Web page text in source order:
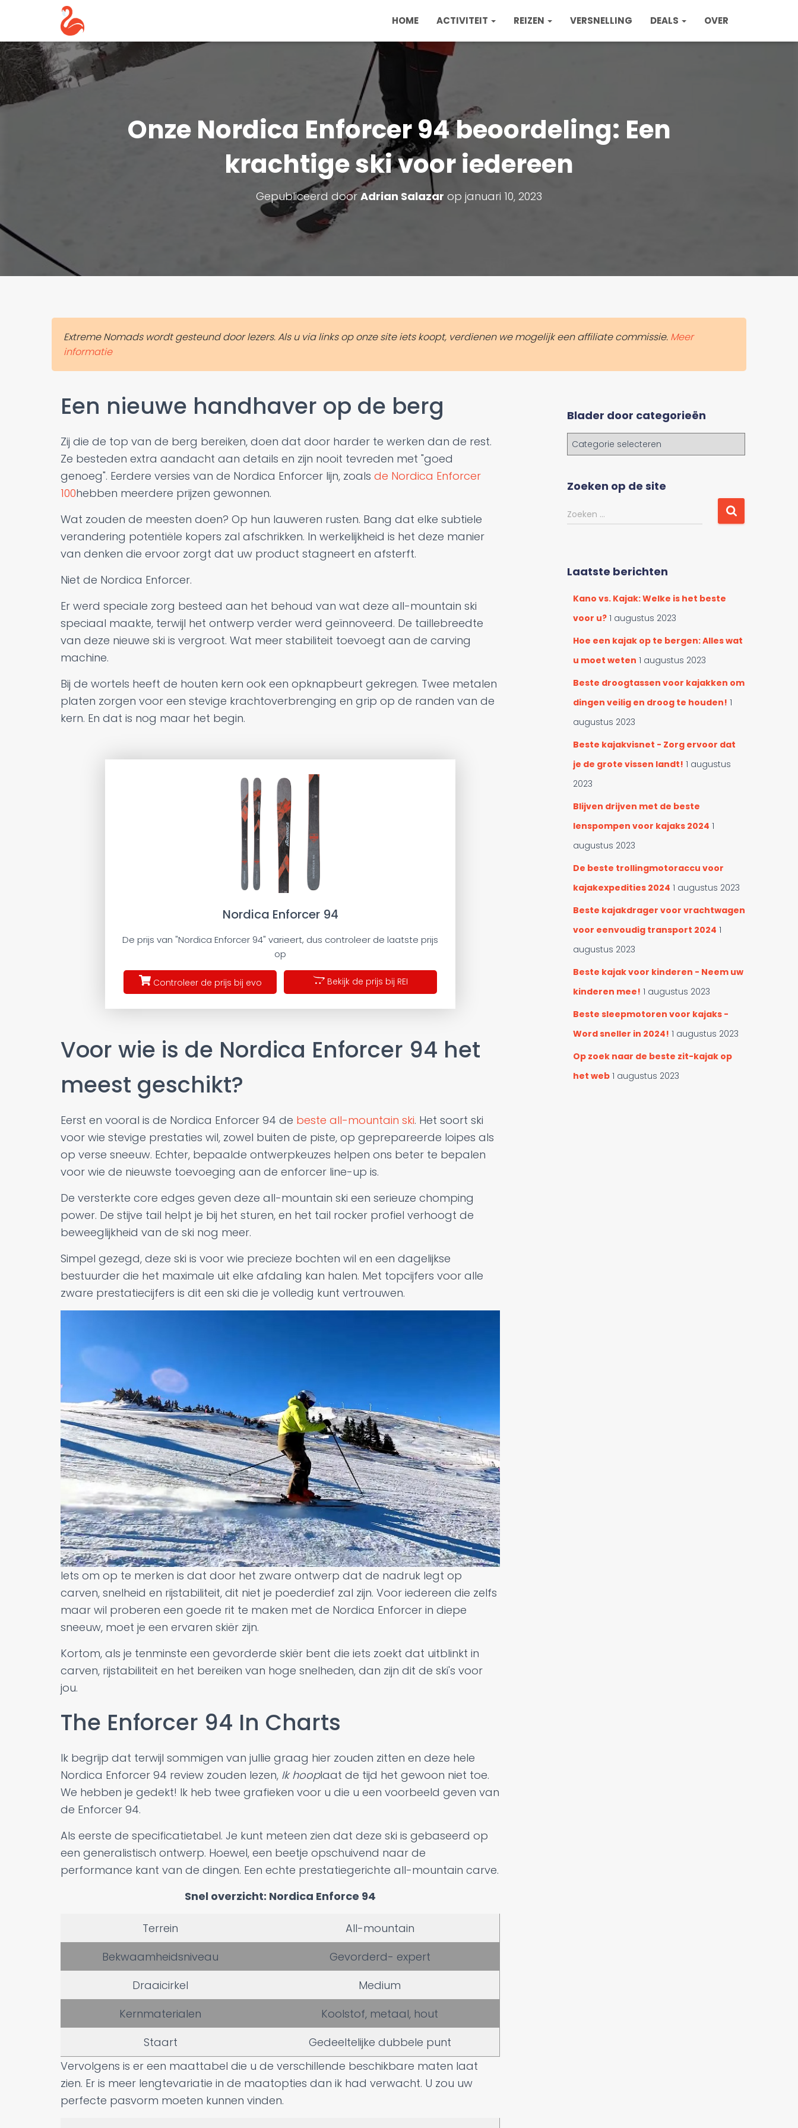
HOME ACTIVITEIT REIZEN VERSNELLING DEALS OVER
Onze Nordica Enforcer 94 beoordeling: Een
krachtige ski voor iedereen
Gepubliceerd door Adrian Salazar op januari 10, 2023
Extreme Nomads wordt gesteund door lezers. Als u via links op onze site iets koopt, verdienen we mogelijk een affiliate commissie. Meer
informatie
Een nieuwe handhaver op de berg
Zij die de top van de berg bereiken, doen dat door harder te werken dan de rest.
Ze besteden extra aandacht aan details en zijn nooit tevreden met "goed
genoeg". Eerdere versies van de Nordica Enforcer lijn, zoals de Nordica Enforcer
100hebben meerdere prijzen gewonnen.
Wat zouden de meesten doen? Op hun lauweren rusten. Bang dat elke subtiele
verandering potentiële kopers zal afschrikken. In werkelijkheid is het deze manier
van denken die ervoor zorgt dat uw product stagneert en afsterft.
Niet de Nordica Enforcer.
Er werd speciale zorg besteed aan het behoud van wat deze all-mountain ski
speciaal maakte, terwijl het ontwerp verder werd geïnnoveerd. De taillebreedte
van deze nieuwe ski is vergroot. Wat meer stabiliteit toevoegt aan de carving
machine.
Bij de wortels heeft de houten kern ook een opknapbeurt gekregen. Twee metalen
platen zorgen voor een stevige krachtoverbrenging en grip op de randen van de
kern. En dat is nog maar het begin.
Nordica Enforcer 94
De prijs van "Nordica Enforcer 94" varieert, dus controleer de laatste prijs
op
Controleer de prijs bij evo Bekijk de prijs bij REI
Voor wie is de Nordica Enforcer 94 het
meest geschikt?
Eerst en vooral is de Nordica Enforcer 94 de beste all-mountain ski. Het soort ski
voor wie stevige prestaties wil, zowel buiten de piste, op geprepareerde loipes als
op verse sneeuw. Echter, bepaalde ontwerpkeuzes helpen ons beter te bepalen
voor wie de nieuwste toevoeging aan de enforcer line-up is.
De versterkte core edges geven deze all-mountain ski een serieuze chomping
power. De stijve tail helpt je bij het sturen, en het tail rocker profiel verhoogt de
beweeglijkheid van de ski nog meer.
Simpel gezegd, deze ski is voor wie precieze bochten wil en een dagelijkse
bestuurder die het maximale uit elke afdaling kan halen. Met topcijfers voor alle
zware prestatiecijfers is dit een ski die je volledig kunt vertrouwen.
Iets om op te merken is dat door het zware ontwerp dat de nadruk legt op
carven, snelheid en rijstabiliteit, dit niet je poederdief zal zijn. Voor iedereen die zelfs
maar wil proberen een goede rit te maken met de Nordica Enforcer in diepe
sneeuw, moet je een ervaren skiër zijn.
Kortom, als je tenminste een gevorderde skiër bent die iets zoekt dat uitblinkt in
carven, rijstabiliteit en het bereiken van hoge snelheden, dan zijn dit de ski's voor
jou.
The Enforcer 94 In Charts
Ik begrijp dat terwijl sommigen van jullie graag hier zouden zitten en deze hele
Nordica Enforcer 94 review zouden lezen, Ik hooplaat de tijd het gewoon niet toe.
We hebben je gedekt! Ik heb twee grafieken voor u die u een voorbeeld geven van
de Enforcer 94.
Als eerste de specificatietabel. Je kunt meteen zien dat deze ski is gebaseerd op
een generalistisch ontwerp. Hoewel, een beetje opschuivend naar de
performance kant van de dingen. Een echte prestatiegerichte all-mountain carve.
Snel overzicht: Nordica Enforce 94
Terrein
All-mountain
Bekwaamheidsniveau
Gevorderd- expert
Draaicirkel
Medium
Kernmaterialen
Koolstof, metaal, hout
Staart
Gedeeltelijke dubbele punt
Vervolgens is er een maattabel die u de verschillende beschikbare maten laat
zien. Er is meer lengtevariatie in de maatopties dan ik had verwacht. U zou uw
perfecte pasvorm moeten kunnen vinden.
Blader door categorieën
l
e
d
c
Zoeken op de site
Z
o
n
Zoeken …
Laatste berichten
Kano vs. Kajak: Welke is het beste
voor u? 1 augustus 2023
Hoe een kajak op te bergen: Alles wat
u moet weten 1 augustus 2023
Beste droogtassen voor kajakken om
dingen veilig en droog te houden! 1
augustus 2023
Beste kajakvisnet - Zorg ervoor dat
je de grote vissen landt! 1 augustus
2023
Blijven drijven met de beste
lenspompen voor kajaks 2024 1
augustus 2023
De beste trollingmotoraccu voor
kajakexpedities 2024 1 augustus 2023
Beste kajakdrager voor vrachtwagen
voor eenvoudig transport 2024 1
augustus 2023
Beste kajak voor kinderen - Neem uw
kinderen mee! 1 augustus 2023
Beste sleepmotoren voor kajaks -
Word sneller in 2024! 1 augustus 2023
Op zoek naar de beste zit-kajak op
het web 1 augustus 2023